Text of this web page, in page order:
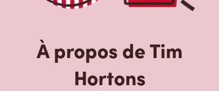
À propos de Tim
Hortons